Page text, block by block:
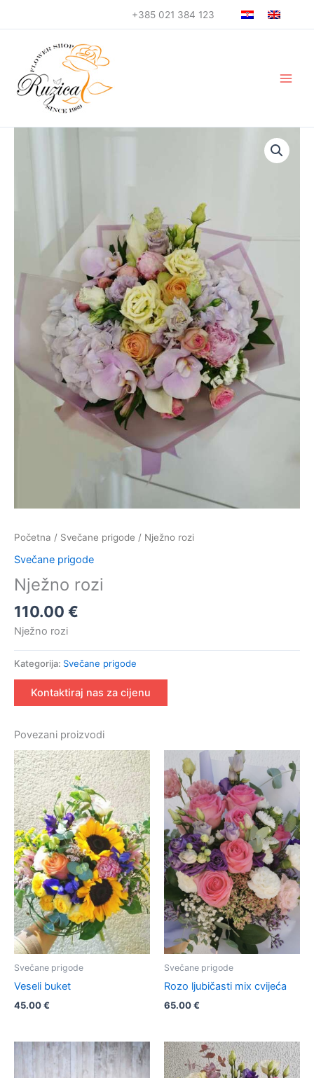
+385 021 384 123
Početna / Svečane prigode / Nježno rozi
Svečane prigode
Nježno rozi
110.00 €
Nježno rozi
Kategorija: Svečane prigode
Kontaktiraj nas za cijenu
Povezani proizvodi
Svečane prigode
Veseli buket
45.00€
Svečane prigode
Rozo ljubičasti mix cvijeća
65.00€